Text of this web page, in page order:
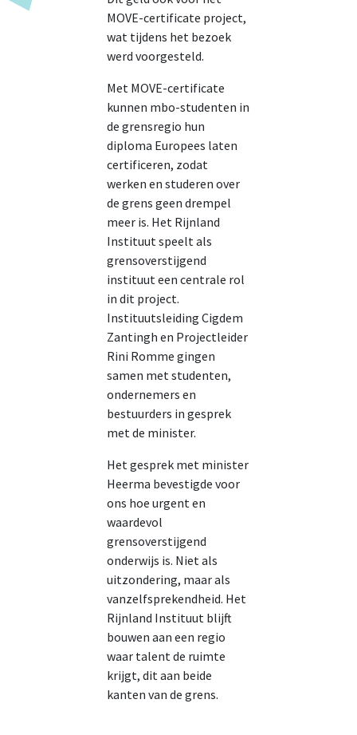
MOVE-certificate project,
wat tijdens het bezoek
werd voorgesteld.
Met MOVE-certificate
kunnen mbo-studenten in
de grensregio hun
diploma Europees laten
certificeren, zodat
werken en studeren over
de grens geen drempel
meer is. Het Rijnland
Instituut speelt als
grensoverstijgend
instituut een centrale rol
in dit project.
Instituutsleiding Cigdem
Zantingh en Projectleider
Rini Romme gingen
samen met studenten,
ondernemers en
bestuurders in gesprek
met de minister.
Het gesprek met minister
Heerma bevestigde voor
ons hoe urgent en
waardevol
grensoverstijgend
onderwijs is. Niet als
uitzondering, maar als
vanzelfsprekendheid. Het
Rijnland Instituut blijft
bouwen aan een regio
waar talent de ruimte
krijgt, dit aan beide
kanten van de grens.